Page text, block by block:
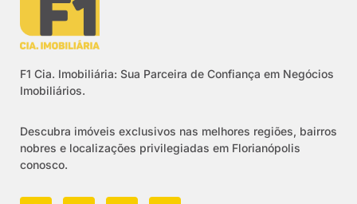
F1 Cia. Imobiliária: Sua Parceira de Confiança em Negócios
Imobiliários.
Descubra imóveis exclusivos nas melhores regiões, bairros
nobres e localizações privilegiadas em Florianópolis
conosco.